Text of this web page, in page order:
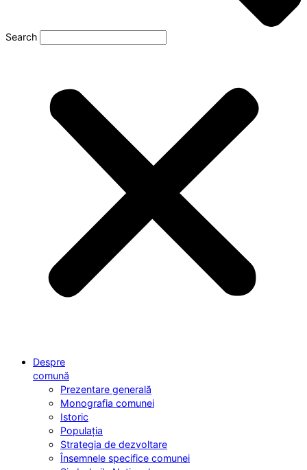
Search
Despre
comună
Prezentare generală
Monografia comunei
Istoric
Populația
Strategia de dezvoltare
Însemnele specifice comunei